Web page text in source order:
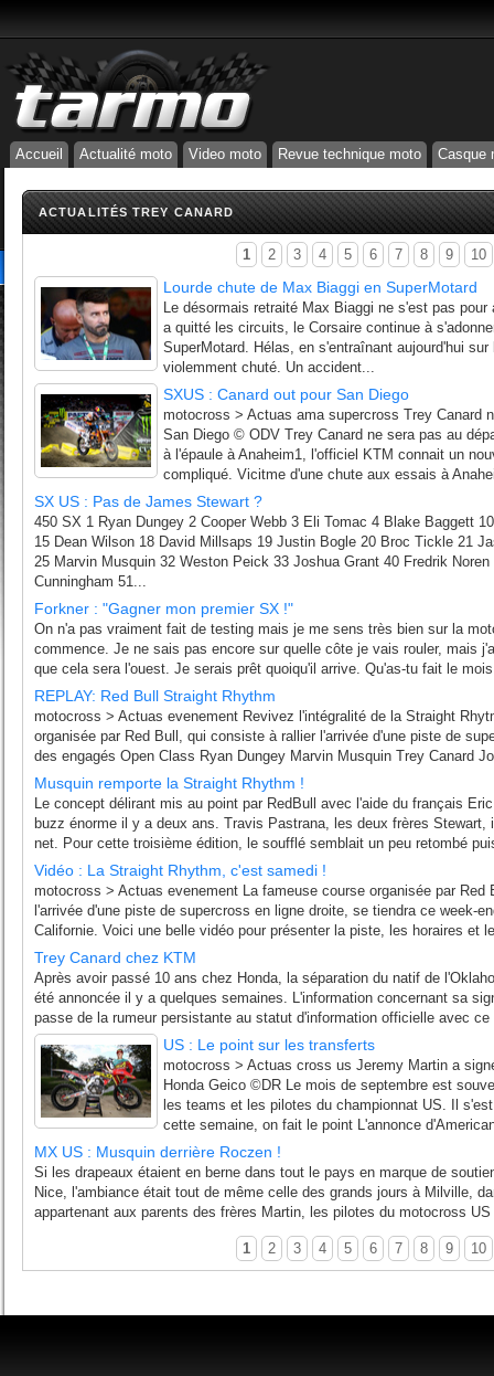
Accueil Actualité moto Video moto Revue technique moto Casque
ACTUALITÉS TREY CANARD
1 2 3 4 5 6 7 8 9 10
Lourde chute de Max Biaggi en SuperMotard
Le désormais retraité Max Biaggi ne s'est pas
a quitté les circuits, le Corsaire continue à
SuperMotard. Hélas, en s'entraînant aujourd'hui
violemment chuté. Un accident...
SXUS : Canard out pour San Diego
motocross > Actuas ama supercross Trey Canard
San Diego © ODV Trey Canard ne sera pas au
à l'épaule à Anaheim1, l'officiel KTM connait un
compliqué. Vicitme d'une chute aux essais à
SX US : Pas de James Stewart ?
450 SX 1 Ryan Dungey 2 Cooper Webb 3 Eli Tomac 4 Blake Baggett
15 Dean Wilson 18 David Millsaps 19 Justin Bogle 20 Broc Tickle 21
25 Marvin Musquin 32 Weston Peick 33 Joshua Grant 40 Fredrik
Cunningham 51...
Forkner : "Gagner mon premier SX !"
On n'a pas vraiment fait de testing mais je me sens très bien sur la
commence. Je ne sais pas encore sur quelle côte je vais rouler, mais
que cela sera l'ouest. Je serais prêt quoiqu'il arrive. Qu'as-tu fait le
REPLAY: Red Bull Straight Rhythm
motocross > Actuas evenement Revivez l'intégralité de la Straight
organisée par Red Bull, qui consiste à rallier l'arrivée d'une piste de
des engagés Open Class Ryan Dungey Marvin Musquin Trey Canard
Musquin remporte la Straight Rhythm !
Le concept délirant mis au point par RedBull avec l'aide du français
buzz énorme il y a deux ans. Travis Pastrana, les deux frères Stewart,
net. Pour cette troisième édition, le soufflé semblait un peu retombé
Vidéo : La Straight Rhythm, c'est samedi !
motocross > Actuas evenement La fameuse course organisée par Red
l'arrivée d'une piste de supercross en ligne droite, se tiendra ce week-
Californie. Voici une belle vidéo pour présenter la piste, les horaires et
Trey Canard chez KTM
Après avoir passé 10 ans chez Honda, la séparation du natif de
été annoncée il y a quelques semaines. L'information concernant sa
passe de la rumeur persistante au statut d'information officielle avec
US : Le point sur les transferts
motocross > Actuas cross us Jeremy Martin a
Honda Geico ©DR Le mois de septembre est
les teams et les pilotes du championnat US. Il
cette semaine, on fait le point L'annonce
MX US : Musquin derrière Roczen !
Si les drapeaux étaient en berne dans tout le pays en marque de
Nice, l'ambiance était tout de même celle des grands jours à Milville,
appartenant aux parents des frères Martin, les pilotes du motocross
1 2 3 4 5 6 7 8 9 10